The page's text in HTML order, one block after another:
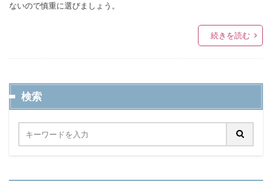
ないので慎重に選びましょう。
続きを読む
検索